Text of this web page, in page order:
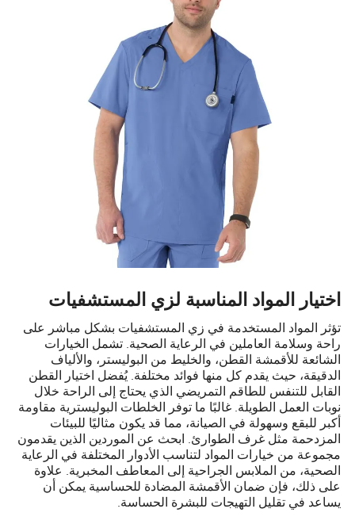
اختيار المواد المناسبة لزي المستشفيات
تؤثر المواد المستخدمة في زي المستشفيات بشكل مباشر على
راحة وسلامة العاملين في الرعاية الصحية. تشمل الخيارات
الشائعة للأقمشة القطن، والخليط من البوليستر، والألياف
الدقيقة، حيث يقدم كل منها فوائد مختلفة. يُفضل اختيار القطن
القابل للتنفس للطاقم التمريضي الذي يحتاج إلى الراحة خلال
نوبات العمل الطويلة. غالبًا ما توفر الخلطات البوليسترية مقاومة
أكبر للبقع وسهولة في الصيانة، مما قد يكون مثاليًا للبيئات
المزدحمة مثل غرف الطوارئ. ابحث عن الموردين الذين يقدمون
مجموعة من خيارات المواد لتناسب الأدوار المختلفة في الرعاية
الصحية، من الملابس الجراحية إلى المعاطف المخبرية. علاوة
على ذلك، فإن ضمان الأقمشة المضادة للحساسية يمكن أن
يساعد في تقليل التهيجات للبشرة الحساسة.